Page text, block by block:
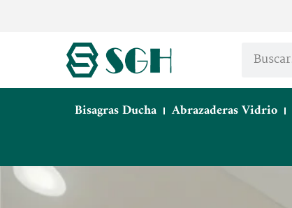
Bisagras Ducha Abrazaderas Vidrio